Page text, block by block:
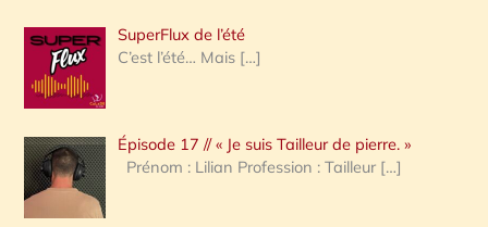
e
r
c
h
e
SuperFlux de l’été
C’est l’été… Mais […]
Épisode 17 // « Je suis Tailleur de pierre. »
Prénom : Lilian Profession : Tailleur […]